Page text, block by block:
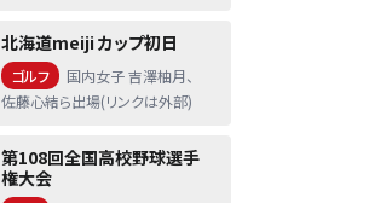
北海道meiji カップ初日
ゴルフ
国内女子 吉澤柚月、
佐藤心結ら出場(リンクは外部)
第108回全国高校野球選手
権大会